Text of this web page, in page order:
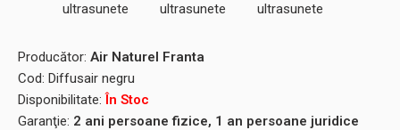
Producător: Air Naturel Franta
Cod: Diffusair negru
Disponibilitate: În Stoc
Garanţie: 2 ani persoane fizice, 1 an persoane juridice